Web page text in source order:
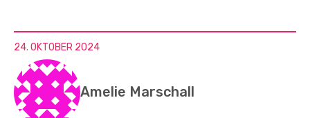
24. OKTOBER 2024
Amelie Marschall